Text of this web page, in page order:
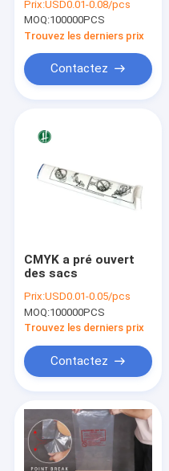
Prix:USD0.01-0.08/pcs
MOQ:100000PCS
Trouvez les derniers prix
Contactez
CMYK a pré ouvert
des sacs
Prix:USD0.01-0.05/pcs
MOQ:100000PCS
Trouvez les derniers prix
Contactez